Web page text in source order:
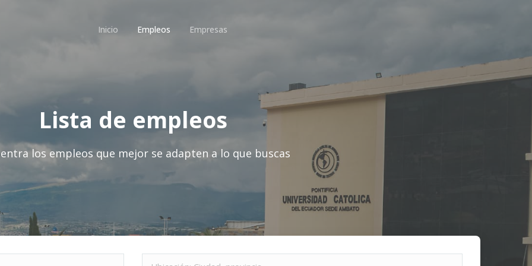
Inicio Empleos Empresas
Lista de empleos
los empleos que mejor se adapten a lo que buscas